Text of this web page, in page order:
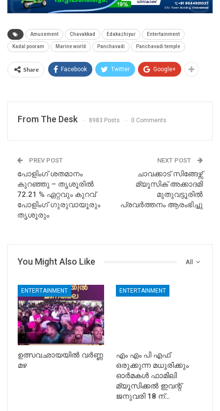
Amusement Chavakkad Edakazhiyur Entertainment
Kadal pooram Marine world Panchavadi Panchavadi temple
Share Facebook Twitter Google+
From The Desk 8983 Posts 0 Comments
PREV POST
പോളിംഗ് ശതമാനം
കുറഞ്ഞു – തൃശൂരിൽ
72.21 % ഏറ്റവും കുറവ്
പോളിംഗ് ഗുരുവായൂരും
തൃശൂരും
NEXT POST
ചാവക്കാട് സിങ്ങേഴ്സ്
മ്യൂസിക് അക്കാദമി
മുതുവട്ടൂരിൽ
പ്രവർത്തനം ആരംഭിച്ചു
All
You Might Also Like
ENTERTAINMENT
ഉത്സവഛായയിൽ വർണ്ണ
മഴ
ENTERTAINMENT
എം എം പി എഫ്
ഒരുക്കുന്ന മധുരിക്കും
ഓർമകൾ ഫാമിലി
മ്യൂസിക്കൽ ഇവന്റ്
ജനുവരി 18 ന്…